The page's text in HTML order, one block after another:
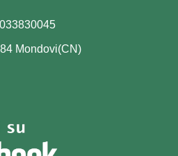
Mondovi(CN)